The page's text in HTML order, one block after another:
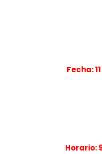
Fecha:
Horario: